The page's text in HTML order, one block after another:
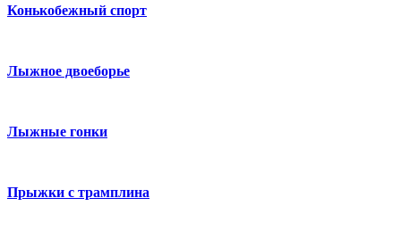
Конькобежный спорт
Лыжное двоеборье
Лыжные гонки
Прыжки с трамплина